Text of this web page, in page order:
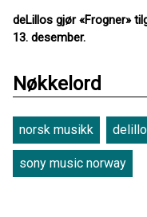
deLillos gjør «Frogner»
13. desember.
Nøkkelord
norsk musikk
sony music norway